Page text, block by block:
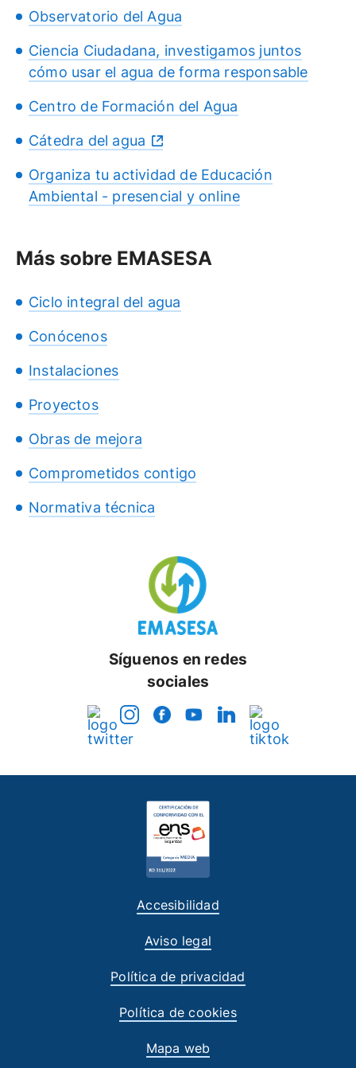
Observatorio del Agua
Ciencia Ciudadana, investigamos juntos
cómo usar el agua de forma responsable
Centro de Formación del Agua
Cátedra del agua
Organiza tu actividad de Educación
Ambiental - presencial y online
Más sobre EMASESA
Ciclo integral del agua
Conócenos
Instalaciones
Proyectos
Obras de mejora
Comprometidos contigo
Normativa técnica
Síguenos en redes
sociales
Accesibilidad
Aviso legal
Política de privacidad
Política de cookies
Mapa web